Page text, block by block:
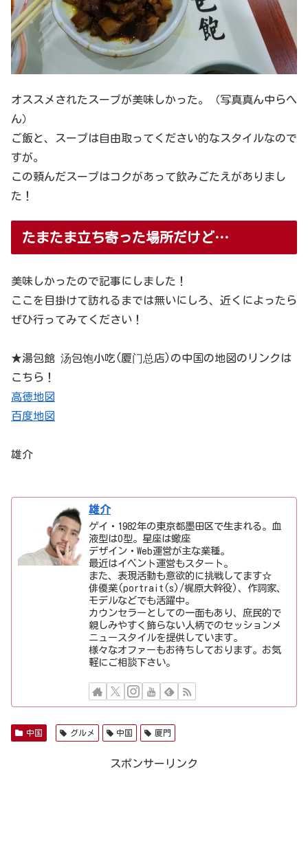
オススメされたスープが美味しかった。（写真真ん中らへ
ん）
ご飯と、スープは自由取ってください的なスタイルなので
すが。
この頼んだスープはコクがあって飲みごたえがありまし
た！
たまたま立ち寄った場所だけど…
美味しかったので記事にしました！
ここを目掛けて訪れるまでは無いにしろ、近くによったら
ぜひ行ってみてください！
★湯包館 汤包饱小吃(厦门总店)の中国の地図のリンクは
こちら！
高徳地図
百度地図
雄介
雄介
ゲイ・1982年の東京都墨田区で生まれる。血
液型はO型。星座は蠍座
デザイン・Web運営が主な業種。
最近はイベント運営もスタート。
また、表現活動も意欲的に挑戦してます☆
俳優業(portrait(s)/梶原大幹役)、作詞家、
モデルなどでも活躍中。
カウンセラーとしての一面もあり、庶民的で
親しみやすく飾らない人柄でのセッションメ
ニュースタイルを提供しています。
様々なオファーもお待ちしております。お気
軽にご相談下さい。
中国 グルメ 中国 厦門
スポンサーリンク